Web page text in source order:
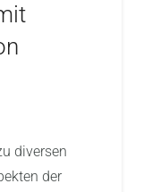
diversen
der